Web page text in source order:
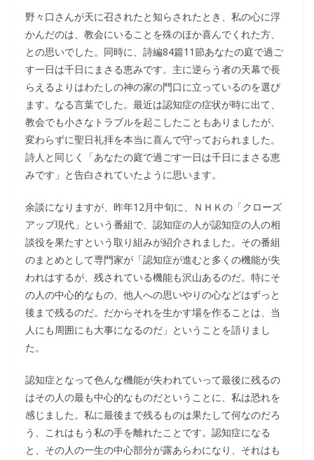
野々口さんが天に召されたと知らされたとき、私の心に浮
かんだのは、教会にいることを殊のほか喜んでくれた方、
との思いでした。同時に、詩編84篇11節あなたの庭で過ご
す一日は千日にまさる恵みです。主に逆らう者の天幕で長
らえるよりはわたしの神の家の門口に立っているのを選び
ます。なる言葉でした。最近は認知症の症状が時に出て、
教会でも小さなトラブルを起こしたこともありましたが、
変わらずに聖日礼拝を本当に喜んで守っておられました。
詩人と同じく「あなたの庭で過ごす一日は千日にまさる恵
みです」と告白されていたように思います。
余談になりますが、昨年12月中旬に、ＮＨＫの「クローズ
アップ現代」という番組で、認知症の人が認知症の人の相
談役を果たすという取り組みが紹介されました。その番組
のまとめとして専門家が「認知症が進むと多くの機能が失
われはするが、残されている機能も沢山あるのだ。特にそ
の人の中心的なもの、他人への思いやりの心などはずっと
後まで残るのだ。だからそれを生かす場を作ることは、当
人にも周囲にも大事になるのだ」ということを語りまし
た。
認知症となって色んな機能が失われていって最後に残るの
はその人の最も中心的なものだということに、私は恐れを
感じました。私に最後まで残るものは果たして何なのだろ
う、これはもう私の手を離れたことです。認知症になる
と、その人の一生の中心部分が露あらわになり、それはも